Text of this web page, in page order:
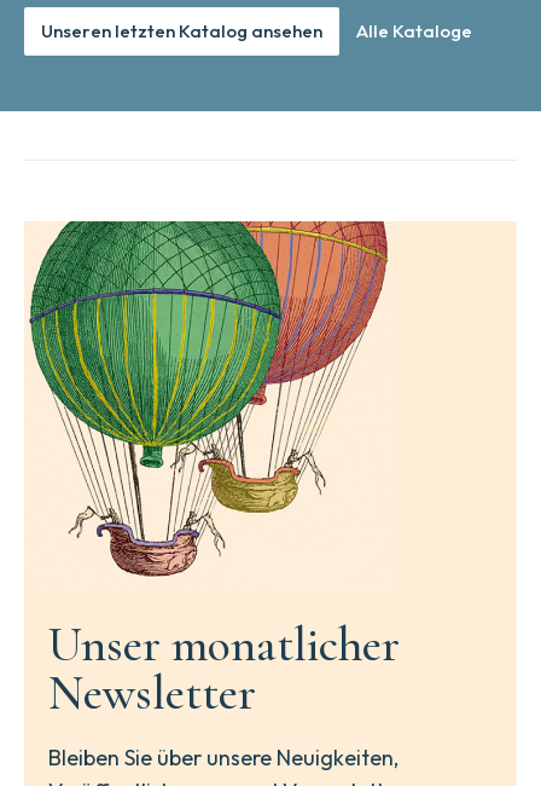
Unseren letzten Katalog ansehen Alle Kataloge
Unser monatlicher
Newsletter
Bleiben Sie über unsere Neuigkeiten,